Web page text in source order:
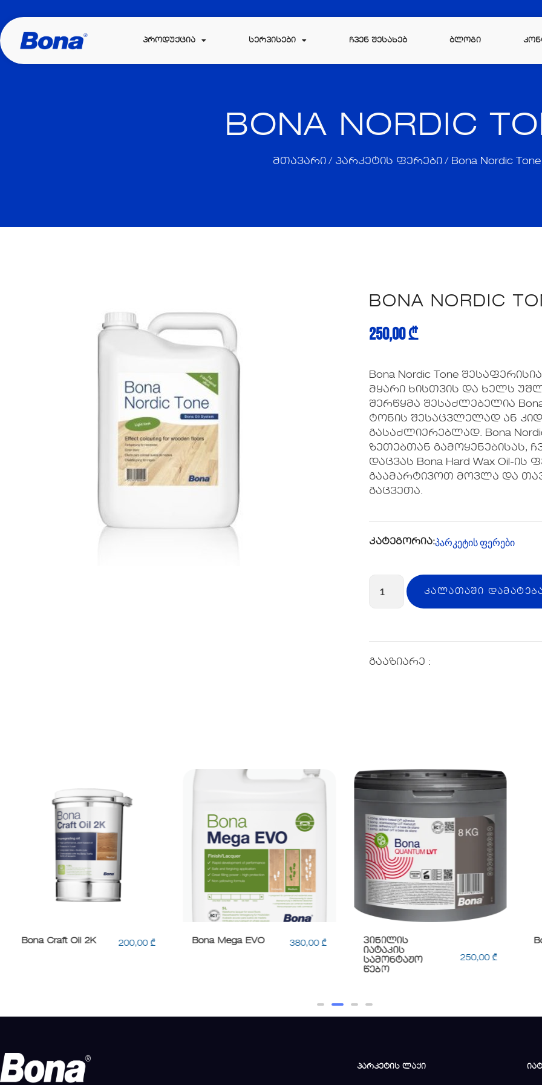
ᲞᲠᲝᲓᲣᲥᲪᲘᲐ ᲡᲔᲠᲕᲘᲡᲔᲑᲘ ᲩᲕᲔᲜ ᲨᲔᲡᲐᲮᲔᲑ ᲑᲚᲝᲒᲘ
BONA NORDIC
მთავარი/ პარკეტის ფერები/ Bona Nordic Tone
BONA NORDIC
250,00₾
Bona Nordic Tone
მყარი ხისთვის და ხელს
შერწყმა შესაძლებელია Bona
ტონის შესაცვლელად ან
გასაძლიერებლად. Bona
ზეთებთან გამოყენებისას,
დაცვას Bona Hard Wax Oil-ის
გაამარტივოთ მოვლა და
გაცვეთა.
კატეგორია:პარკეტის ფერები
ᲙᲐᲚᲐᲗᲐᲨᲘ
გააზიარე :
Bona Craft Oil 2K 200,00₾ Bona Mega EVO 380,00 ₾
ვინილის
იატაკის
სამონტაჟო
წებო
250,00₾
პარკეტის ლაქი